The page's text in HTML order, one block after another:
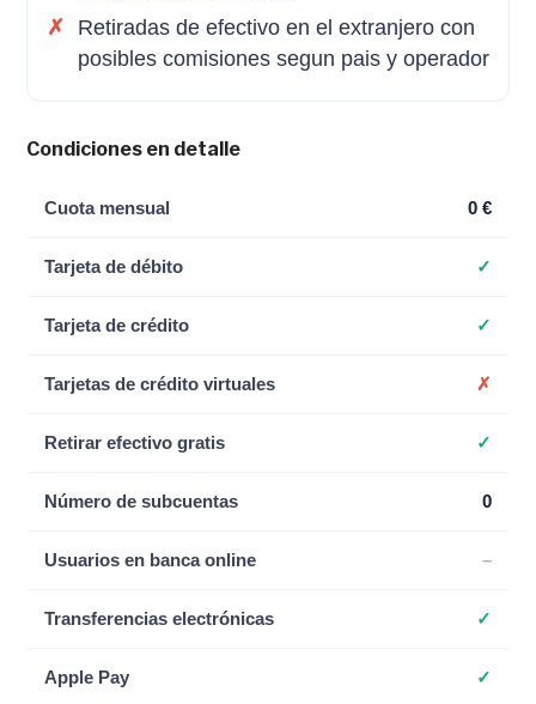
Retiradas de efectivo en el extranjero con
posibles comisiones segun pais y operador
Condiciones en detalle
Cuota mensual 0 €
Tarjeta de débito ✓
Tarjeta de crédito ✓
Tarjetas de crédito virtuales ✗
Retirar efectivo gratis ✓
Número de subcuentas 0
Usuarios en banca online –
Transferencias electrónicas ✓
Apple Pay ✓